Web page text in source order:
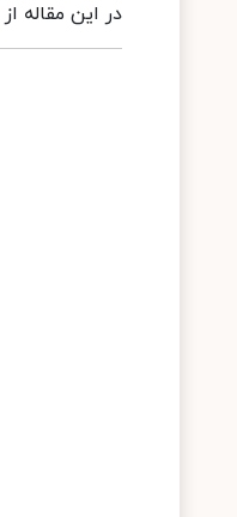
در این مقاله از